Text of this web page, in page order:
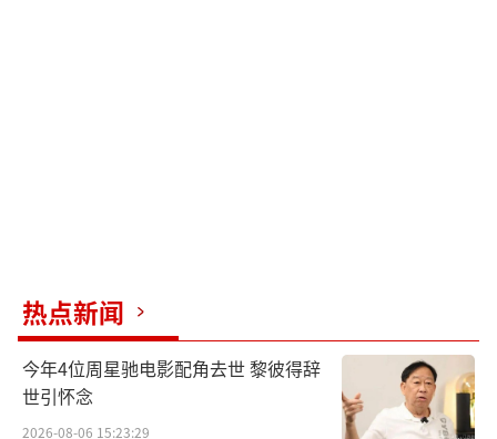
热点新闻
今年4位周星驰电影配角去世 黎彼得辞
世引怀念
2026-08-06 15:23:29